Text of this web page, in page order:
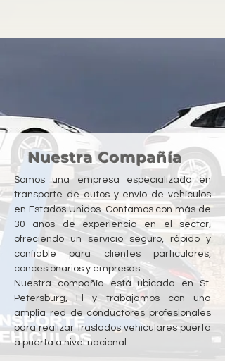
Nuestra Compañía
Somos una empresa especializada en
transporte de autos y envío de vehículos
en Estados Unidos. Contamos con más de
30 años de experiencia en el sector,
ofreciendo un servicio seguro, rápido y
confiable para clientes particulares,
concesionarios y empresas.
Nuestra compañía está ubicada en St.
Petersburg, Fl y trabajamos con una
amplia red de conductores profesionales
para realizar traslados vehiculares puerta
a puerta a nivel nacional.